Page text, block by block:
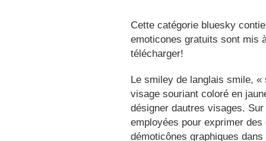
Cette catégorie bluesky
emoticones gratuits sont mis
télécharger!
Le smiley de langlais smile,
visage souriant coloré en
désigner dautres visages.
employées pour exprimer
démoticônes graphiques